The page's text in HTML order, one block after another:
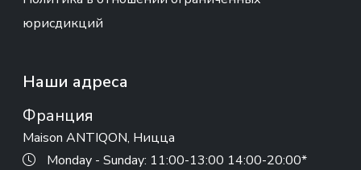
юрисдикций
Наши адреса
Франция
Maison ANTIQON, Ницца
Monday - Sunday: 11:00-13:00 14:00-20:00*